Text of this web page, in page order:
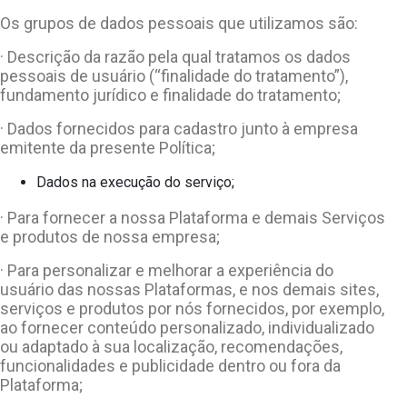
Os grupos de dados pessoais que utilizamos são:
· Descrição da razão pela qual tratamos os dados
pessoais de usuário (“finalidade do tratamento”),
fundamento jurídico e finalidade do tratamento;
· Dados fornecidos para cadastro junto à empresa
emitente da presente Política;
Dados na execução do serviço;
· Para fornecer a nossa Plataforma e demais Serviços
e produtos de nossa empresa;
· Para personalizar e melhorar a experiência do
usuário das nossas Plataformas, e nos demais sites,
serviços e produtos por nós fornecidos, por exemplo,
ao fornecer conteúdo personalizado, individualizado
ou adaptado à sua localização, recomendações,
funcionalidades e publicidade dentro ou fora da
Plataforma;